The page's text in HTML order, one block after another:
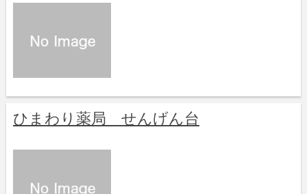
ひまわり薬局 せんげん台